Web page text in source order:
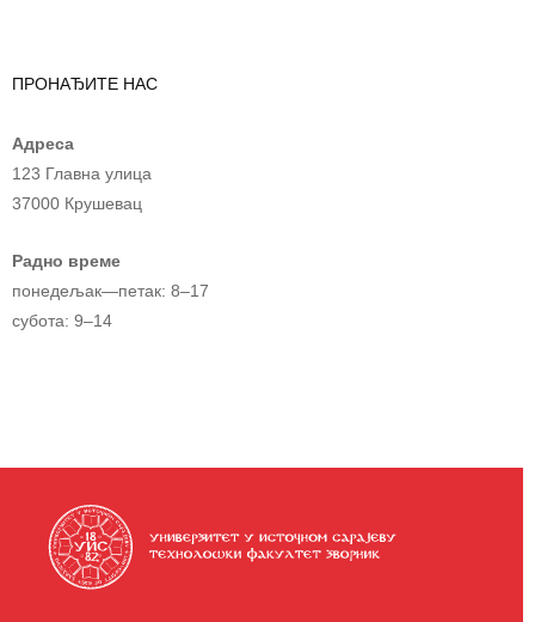
ПРОНАЂИТЕ НАС
Адреса
123 Главна улица
37000 Крушевац
Радно време
понедељак—петак: 8–17
субота: 9–14